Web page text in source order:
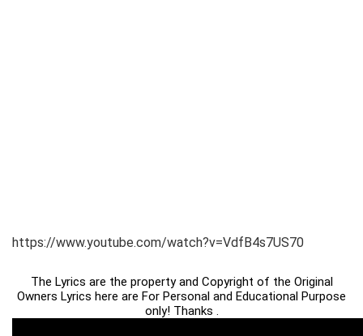
https://www.youtube.com/watch?v=VdfB4s7US70
The Lyrics are the property and Copyright of the Original
Owners Lyrics here are For Personal and Educational Purpose
only! Thanks .